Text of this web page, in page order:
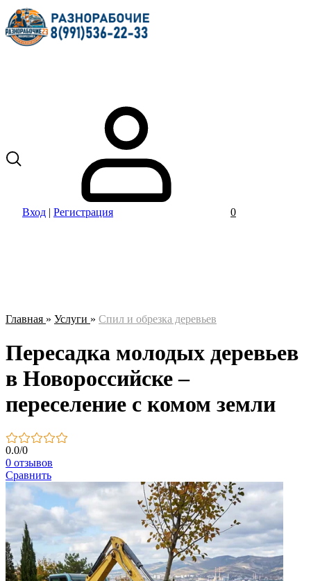
Вход | Регистрация 0
Главная » Услуги » Спил и обрезка деревьев
Пересадка молодых деревьев
в Новороссийске –
переселение с комом земли
0.0/0
0 отзывов
Сравнить